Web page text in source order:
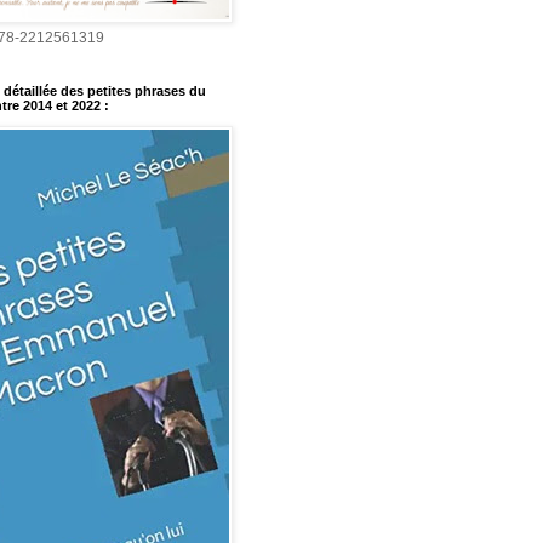
2212561319
détaillée des petites phrases du
2014 et 2022 :